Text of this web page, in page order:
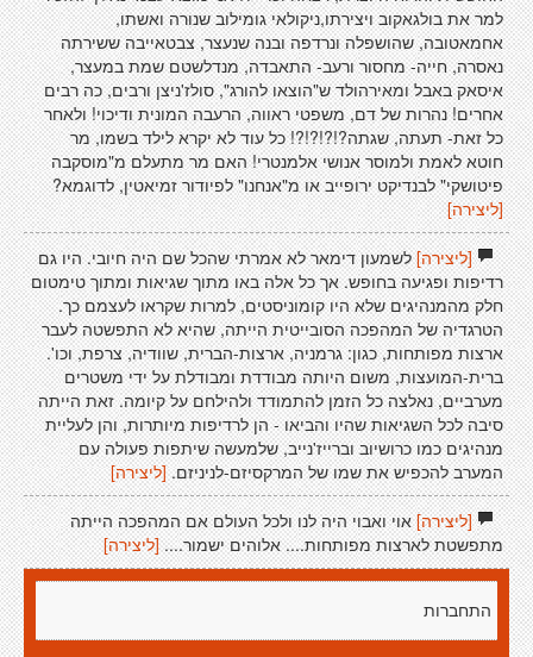
למר את בולגאקוב ויצירתו,ניקולאי גומילוב שנורה ואשתו,
אחמאטובה, שהושפלה ונרדפה ובנה שנעצר, צבטאייבה ששירתה
נאסרה, חייה- מחסור ורעב- התאבדה, מנדלשטם שמת במעצר,
איסאק באבל ומאירהולד ש"הוצאו להורג", סולז'ניצן ורבים, כה רבים
אחרים! נהרות של דם, משפטי ראווה, הרעבה המונית ודיכוי! ולאחר
כל זאת- תעתה, שגתה?!?!?!?! כל עוד לא יקרא לילד בשמו, מר
חוטא לאמת ולמוסר אנושי אלמנטרי! האם מר מתעלם מ"מוסקבה
פיטושקי" לבנדיקט ירופייב או מ"אנחנו" לפיודור זמיאטין, לדוגמא?
[ליצירה]
[ליצירה]לשמעון דימאר לא אמרתי שהכל שם היה חיובי. היו גם
רדיפות ופגיעה בחופש. אך כל אלה באו מתוך שגיאות ומתוך טימטום
חלק מהמנהיגים שלא היו קומוניסטים, למרות שקראו לעצמם כך.
הטרגדיה של המהפכה הסובייטית הייתה, שהיא לא התפשטה לעבר
ארצות מפותחות, כגון: גרמניה, ארצות-הברית, שוודיה, צרפת, וכו'.
ברית-המועצות, משום היותה מבודדת ומבודלת על ידי משטרים
מערביים, נאלצה כל הזמן להתמודד ולהילחם על קיומה. זאת הייתה
סיבה לכל השגיאות שהיו והביאו - הן לרדיפות מיותרות, והן לעליית
מנהיגים כמו כרושיוב וברייז'נייב, שלמעשה שיתפות פעולה עם
המערב להכפיש את שמו של המרקסיזם-לניניזם. [ליצירה]
[ליצירה]אוי ואבוי היה לנו ולכל העולם אם המהפכה הייתה
מתפשטת לארצות מפותחות.... אלוהים ישמור....[ליצירה]
התחברות